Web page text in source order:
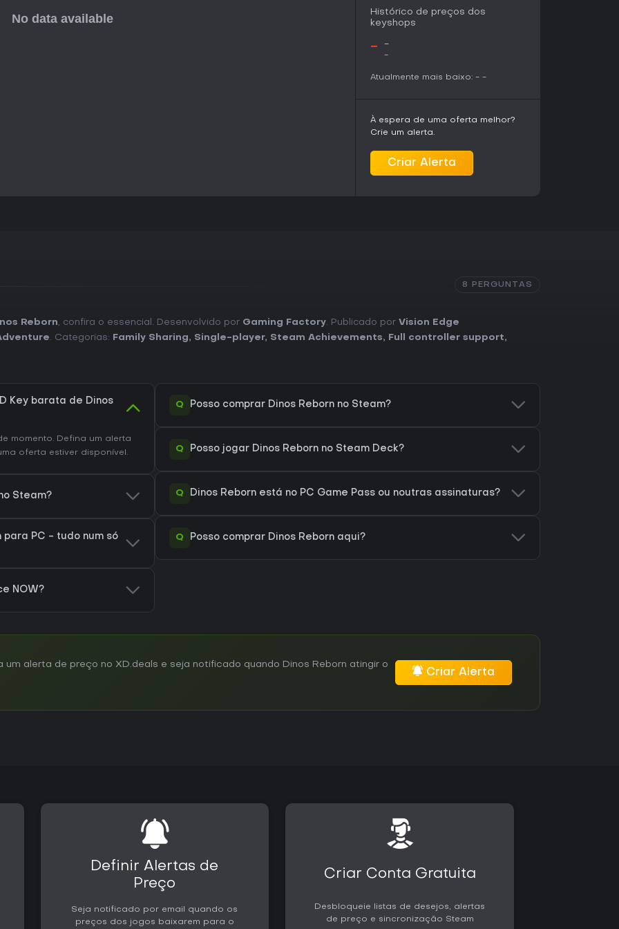
Histórico de preços dos
keyshops
- -
-
Atualmente mais baixo: - -
À espera de uma oferta melhor?
Crie um alerta.
Criar Alerta
8 PERGUNTAS
Reborn, confira o essencial. Desenvolvido por Gaming Factory. Publicado por Vision Edge
. Categorias: Family Sharing, Single-player, Steam Achievements, Full controller support,
Key barata de Dinos
momento. Defina um alerta
oferta estiver disponível.
Steam?
para PC - tudo num só
NOW?
Q Posso comprar Dinos Reborn no Steam?
Q Posso jogar Dinos Reborn no Steam Deck?
Q Dinos Reborn está no PC Game Pass ou noutras assinaturas?
Q Posso comprar Dinos Reborn aqui?
alerta de preço no XD.deals e seja notificado quando Dinos Reborn atingir o
Criar Alerta
Definir Alertas de
Preço
Seja notificado por email quando os
preços dos jogos baixarem para o
Criar Conta Gratuita
Desbloqueie listas de desejos, alertas
de preço e sincronização Steam